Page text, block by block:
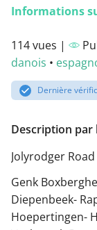
Informations
114 vues |
danois •
Dernière
Description
Jolyrodger
Genk
Diepenbeek-
Hoepertingen-